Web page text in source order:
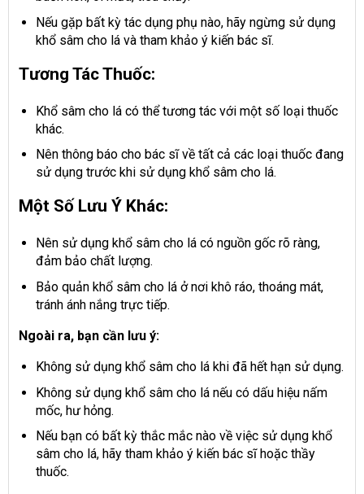
Nếu gặp bất kỳ tác dụng phụ nào, hãy ngừng sử dụng
khổ sâm cho lá và tham khảo ý kiến bác sĩ.
Tương Tác Thuốc:
Khổ sâm cho lá có thể tương tác với một số loại thuốc
khác.
Nên thông báo cho bác sĩ về tất cả các loại thuốc đang
sử dụng trước khi sử dụng khổ sâm cho lá.
Một Số Lưu Ý Khác:
Nên sử dụng khổ sâm cho lá có nguồn gốc rõ ràng,
đảm bảo chất lượng.
Bảo quản khổ sâm cho lá ở nơi khô ráo, thoáng mát,
tránh ánh nắng trực tiếp.
Ngoài ra, bạn cần lưu ý:
Không sử dụng khổ sâm cho lá khi đã hết hạn sử dụng.
Không sử dụng khổ sâm cho lá nếu có dấu hiệu nấm
mốc, hư hỏng.
Nếu bạn có bất kỳ thắc mắc nào về việc sử dụng khổ
sâm cho lá, hãy tham khảo ý kiến bác sĩ hoặc thầy
thuốc.